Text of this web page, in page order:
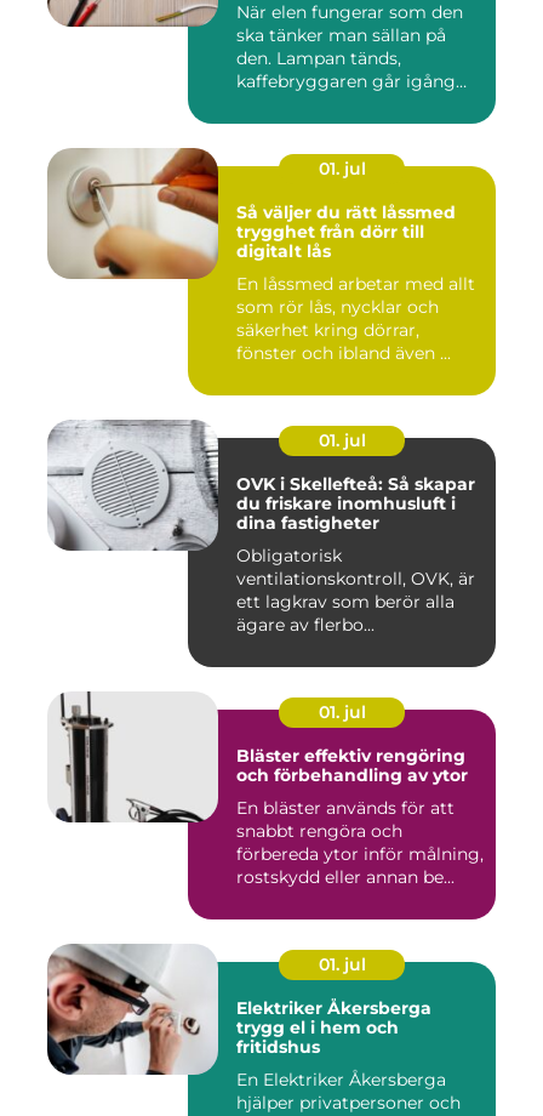
När elen fungerar som den
ska tänker man sällan på
den. Lampan tänds,
kaffebryggaren går igång
01. jul
Så väljer du rätt låssmed
trygghet från dörr till
digitalt lås
En låssmed arbetar med allt
som rör lås, nycklar och
säkerhet kring dörrar,
fönster och ibland även ...
01. jul
OVK i Skellefteå: Så skapar
du friskare inomhusluft i
dina fastigheter
Obligatorisk
ventilationskontroll, OVK, är
ett lagkrav som berör alla
ägare av flerbo...
01. jul
Bläster effektiv rengöring
och förbehandling av ytor
En bläster används för att
snabbt rengöra och
förbereda ytor inför målning,
rostskydd eller annan be...
01. jul
Elektriker Åkersberga
trygg el i hem och
fritidshus
En Elektriker Åkersberga
hjälper privatpersoner och